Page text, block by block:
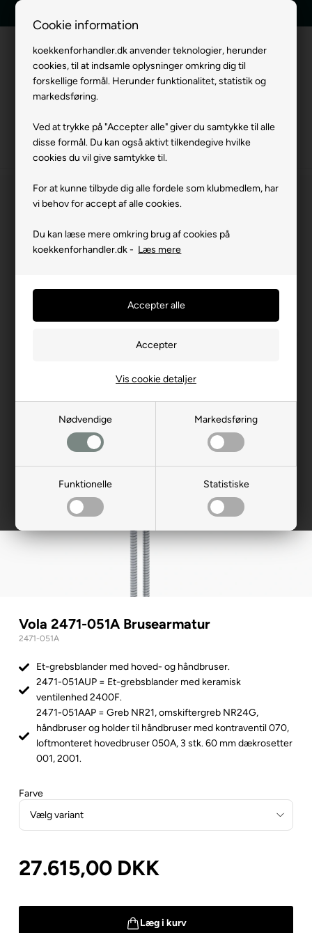
Cookie information
koekkenforhandler.dk anvender teknologier, herunder
cookies, til at indsamle oplysninger omkring dig til
forskellige formål. Herunder funktionalitet, statistik og
markedsføring.
Ved at trykke på "Accepter alle" giver du samtykke til alle
disse formål. Du kan også aktivt tilkendegive hvilke
cookies du vil give samtykke til.
For at kunne tilbyde dig alle fordele som klubmedlem, har
vi behov for accept af alle cookies.
Du kan læse mere omkring brug af cookies på
koekkenforhandler.dk - Læs mere
Nødvendige Markedsføring
Funktionelle Statistiske
Vis cookie detaljer
Menu
Forside»Mærker » Vola Armaturer»Vola Brusearmaturer
Vola 2471-051A Brusearmatur
2471-051A
Et-grebsblander med hoved- og håndbruser.
2471-051AUP = Et-grebsblander med keramisk
ventilenhed 2400F.
2471-051AAP = Greb NR21, omskiftergreb NR24G,
håndbruser og holder til håndbruser med kontraventil 070,
loftmonteret hovedbruser 050A, 3 stk. 60 mm dækrosetter
001, 2001.
Farve
27.615,00 DKK
Læg i kurv